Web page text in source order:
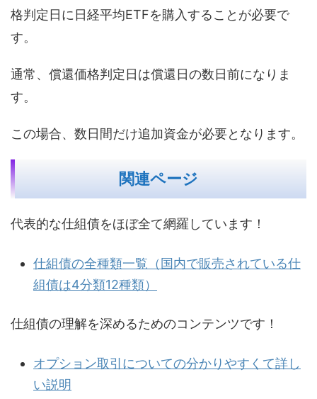
格判定日に日経平均ETFを購入することが必要で
す。
通常、償還価格判定日は償還日の数日前になりま
す。
この場合、数日間だけ追加資金が必要となります。
関連ページ
代表的な仕組債をほぼ全て網羅しています！
仕組債の全種類一覧（国内で販売されている仕
組債は4分類12種類）
仕組債の理解を深めるためのコンテンツです！
オプション取引についての分かりやすくて詳し
い説明